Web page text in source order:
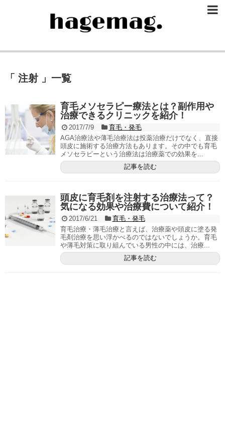
「 注射 」一覧
育毛メソセラピー療法とは？副作用や
治療できるクリニックを紹介！
2017/7/9
育毛・発毛
AGA治療法や薄毛治療法は投薬治療だけでなく、直接
頭皮に施術する治療方法もあります。その中でも育毛
メソセラピーという治療法は治療薬での効果を...
記事を読む
頭皮に育毛剤を注射する治療法って？
気になる効果や治療費について紹介！
2017/6/21
育毛・発毛
育毛治療・薄毛治療と言えば、治療薬や頭皮に塗る発
毛剤治療を思い浮かべるのではないでしょうか。育毛
や薄毛対策に取り組んでいる男性の中には、治療...
記事を読む